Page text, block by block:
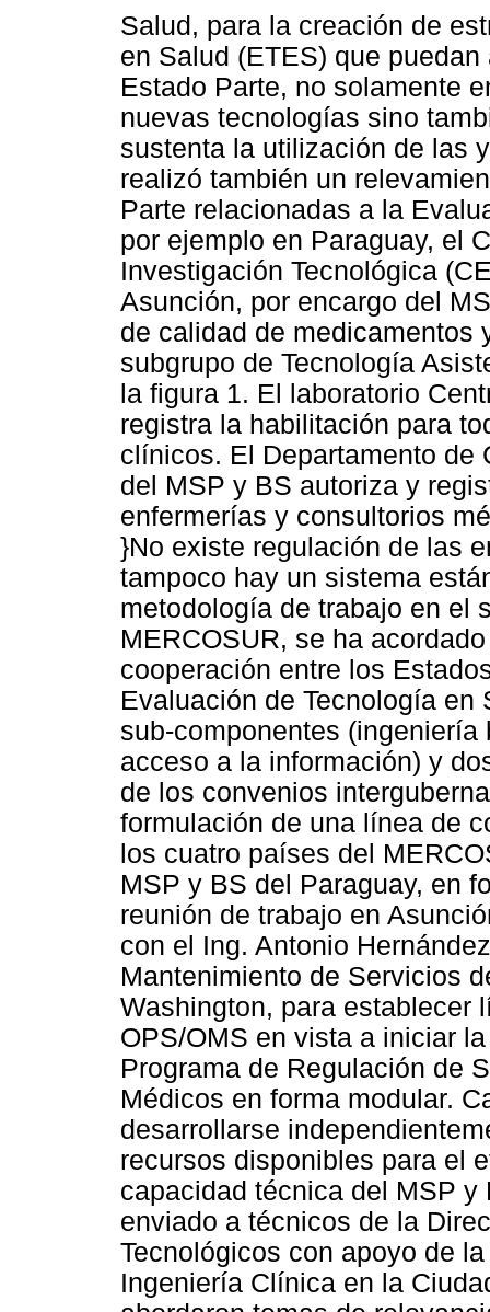
Salud, para la creación de
en Salud (ETES) que
Estado Parte, no solamente
nuevas tecnologías sino
sustenta la utilización de las
realizó también un
Parte relacionadas a la
por ejemplo en Paraguay, el
Investigación Tecnológica
Asunción, por encargo del
de calidad de medicamentos
subgrupo de Tecnología
la figura 1. El laboratorio
registra la habilitación para
clínicos. El Departamento de
del MSP y BS autoriza y
enfermerías y consultorios
}No existe regulación de las
tampoco hay un sistema
metodología de trabajo en el
MERCOSUR, se ha
cooperación entre los
Evaluación de Tecnología en
sub-componentes
acceso a la información) y
de los convenios
formulación de una línea de
los cuatro países del
MSP y BS del Paraguay, en
reunión de trabajo en
con el Ing. Antonio
Mantenimiento de Servicios
Washington, para establecer
OPS/OMS en vista a iniciar
Programa de Regulación de
Médicos en forma modular.
desarrollarse
recursos disponibles para el
capacidad técnica del MSP
enviado a técnicos de la
Tecnológicos con apoyo de
Ingeniería Clínica en la